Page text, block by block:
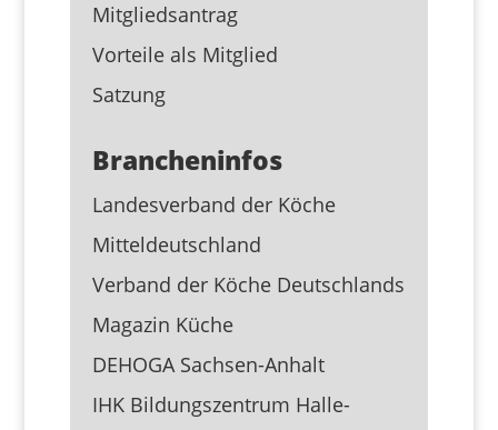
Mitgliedsantrag
Vorteile als Mitglied
Satzung
Brancheninfos
Landesverband der Köche
Mitteldeutschland
Verband der Köche Deutschlands
Magazin Küche
DEHOGA Sachsen-Anhalt
IHK Bildungszentrum Halle-